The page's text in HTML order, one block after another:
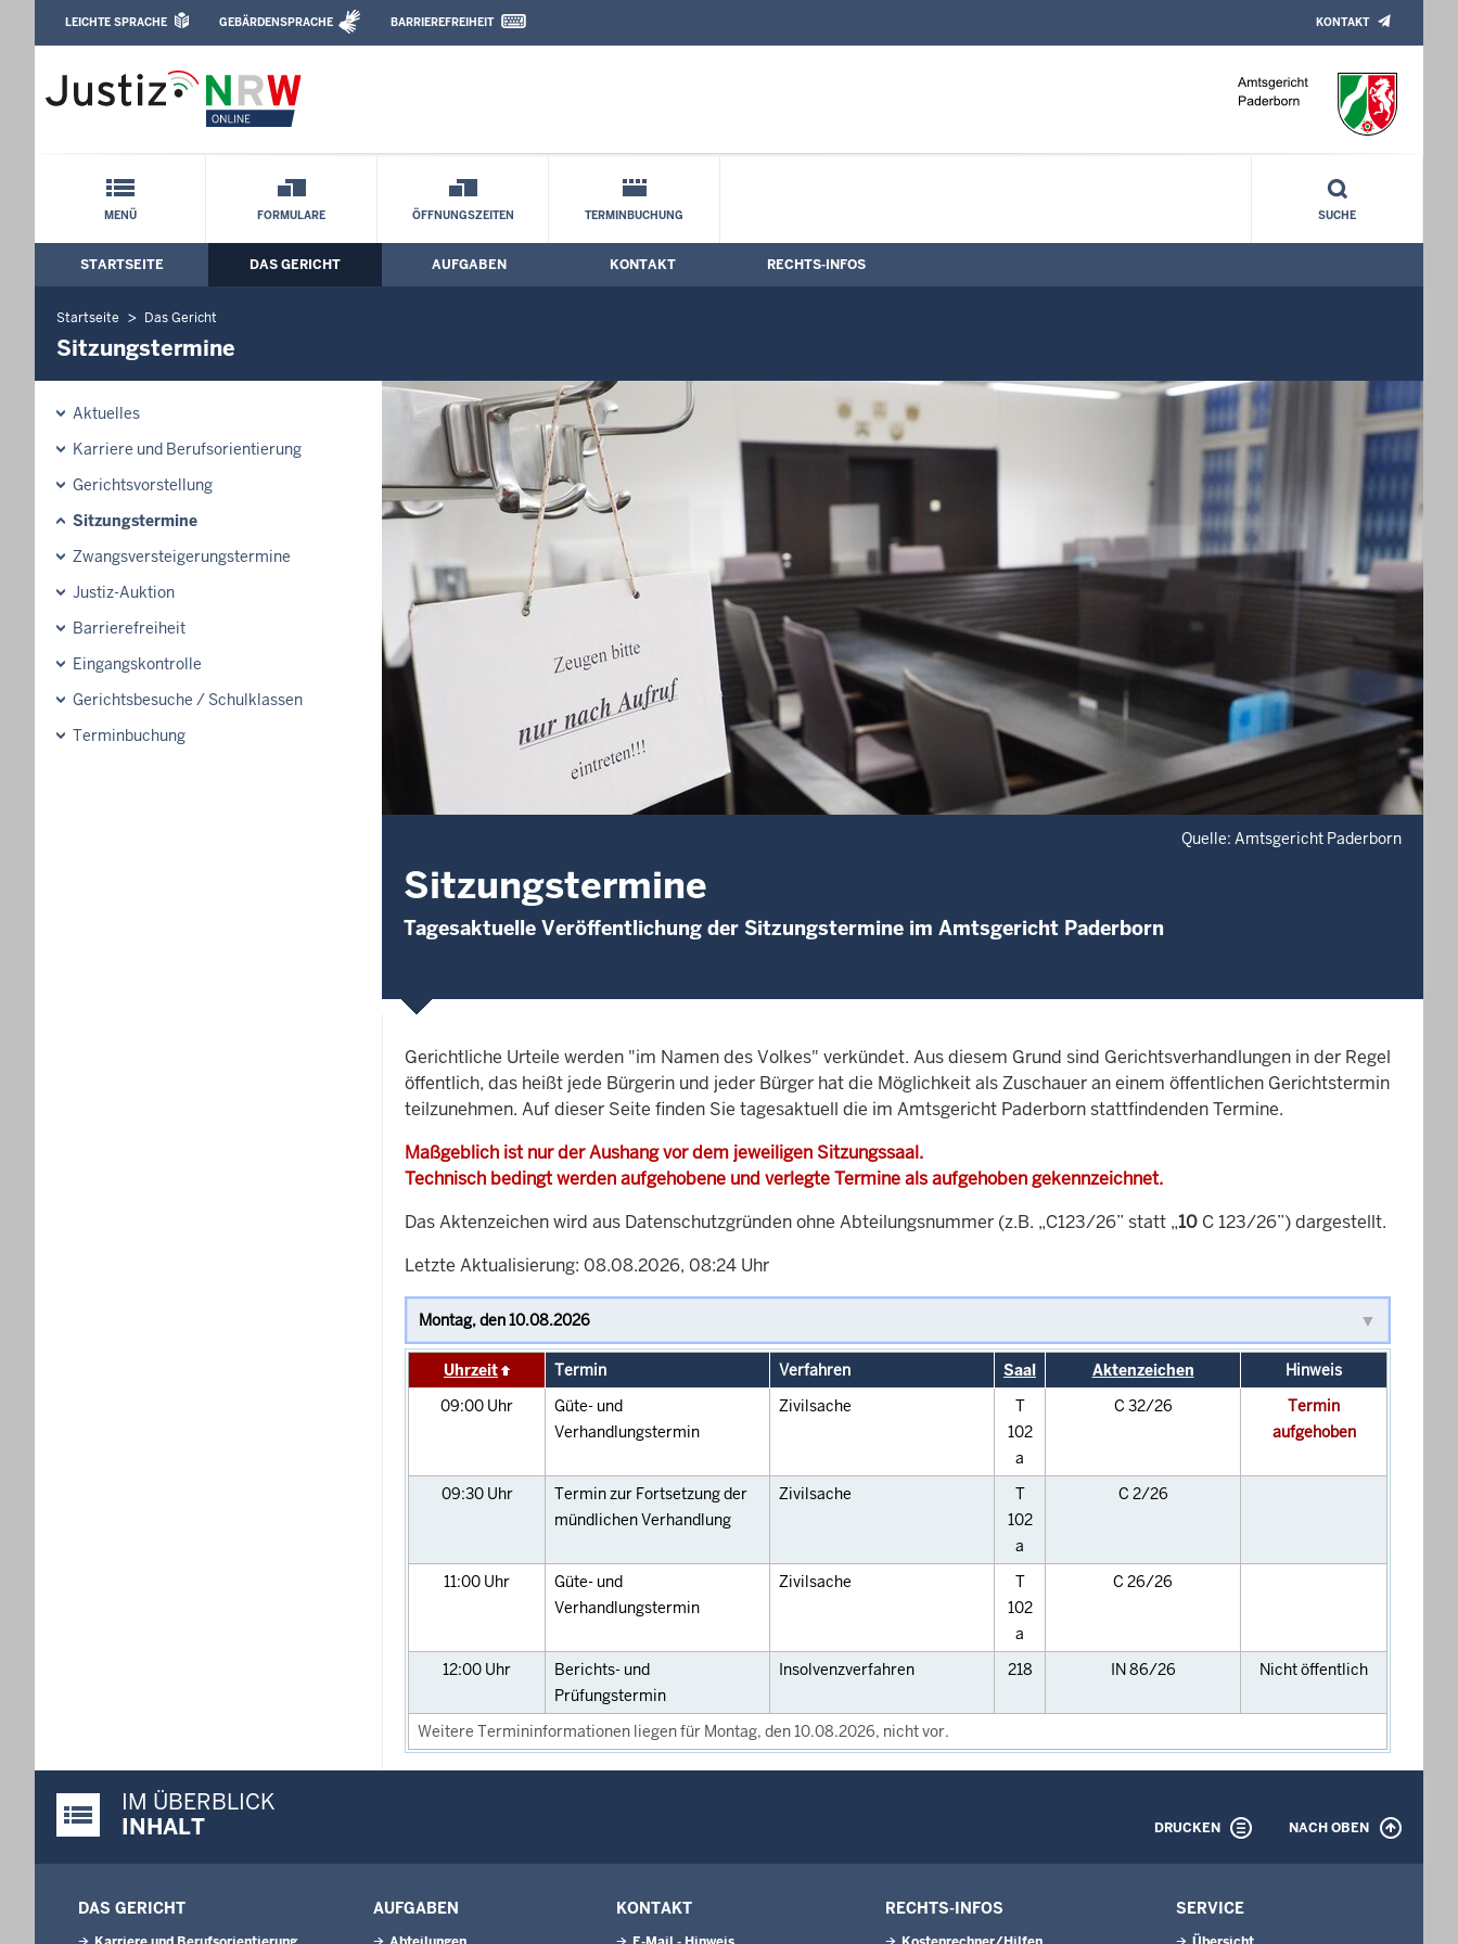
Amtsgericht Paderborn: Sitzungstermine
Leichte Sprache, Gebärdensprachenvideo und Kontaktformular
LEICHTE SPRACHE GEBÄRDENSPRACHE BARRIEREFREIHEIT KONTAKT
Schnellnavigation mit Volltext-Suche
MENÜ FORMULARE ÖFFNUNGSZEITEN TERMINBUCHUNG SUCHE
Hauptmenü: Hauptnavigation
STARTSEITE DAS GERICHT AUFGABEN KONTAKT RECHTS-INFOS
Startseite Das Gericht
Sitzungstermine
Aktuelles
Karriere und Berufsorientierung
Gerichtsvorstellung
Sitzungstermine
Zwangsversteigerungs­termine
Justiz-Auktion
Barrierefreiheit
Eingangskontrolle
Gerichtsbesuche / Schulklassen
Terminbuchung
Quelle: Amtsgericht Paderborn
Sitzungstermine
Tagesaktuelle Veröffentlichung der Sitzungstermine im Amtsgericht Paderborn
Gerichtliche Urteile werden "im Namen des Volkes" verkündet. Aus diesem Grund sind Gerichtsverhandlungen in der Regel
öffentlich, das heißt jede Bürgerin und jeder Bürger hat die Möglichkeit als Zuschauer an einem öffentlichen Gerichtstermin
teilzunehmen. Auf dieser Seite finden Sie tagesaktuell die im Amtsgericht Paderborn stattfindenden Termine.
Maßgeblich ist nur der Aushang vor dem jeweiligen Sitzungssaal.
Technisch bedingt werden aufgehobene und verlegte Termine als aufgehoben gekennzeichnet.
Das Aktenzeichen wird aus Datenschutzgründen ohne Abteilungsnummer (z.B. „C123/26” statt „10 C 123/26”) dargestellt.
Letzte Aktualisierung: 08.08.2026, 08:24 Uhr
Uhrzeit Termin Verfahren Saal Aktenzeichen
Hinweis
09:00 Uhr
Güte- und
Verhandlungstermin
Zivilsache
T
102
a
C 32/26
Termin
aufgehoben
09:30 Uhr
Termin zur Fortsetzung der
mündlichen Verhandlung
Zivilsache
T
102
a
C 2/26
11:00 Uhr
Güte- und
Verhandlungstermin
Zivilsache
T
102
a
C 26/26
12:00 Uhr
Berichts- und
Prüfungstermin
Insolvenzverfahren 218 IN 86/26 Nicht öffentlich
Weitere Termininformationen liegen für Montag, den 10.08.2026, nicht vor.
Justiz-Portal im Überblick:
IM ÜBERBLICK
INHALT
DRUCKEN NACH OBEN
DAS GERICHT AUFGABEN KONTAKT RECHTS-INFOS SERVICE